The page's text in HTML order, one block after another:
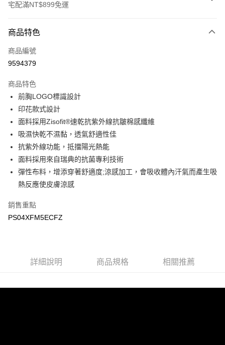
宅配滿NT$899免運
信用卡一次付款
LINE Pay
悠遊付
Google Pay
運送方式
每筆NT$90，滿NT$899(含以上)免運費
宅配(離島)
商品特色
商品編號
9594379
商品特色
前胸LOGO標識設計
印花款式設計
面料採用Zisofit®速乾抗紫外線抗皺棉感纖維
吸濕快乾不濕黏，透氣舒適性佳
抗紫外線功能，抵擋陽光熱能
面料採用來自瑞典的抗菌專利技術
彈性布料，增添穿著舒適度;涼感加工，會吸收體內汗氣而產生吸
熱反應使皮膚涼感
銷售重點
PS04XFM5ECFZ
詳細說明 商品規格 相關推薦